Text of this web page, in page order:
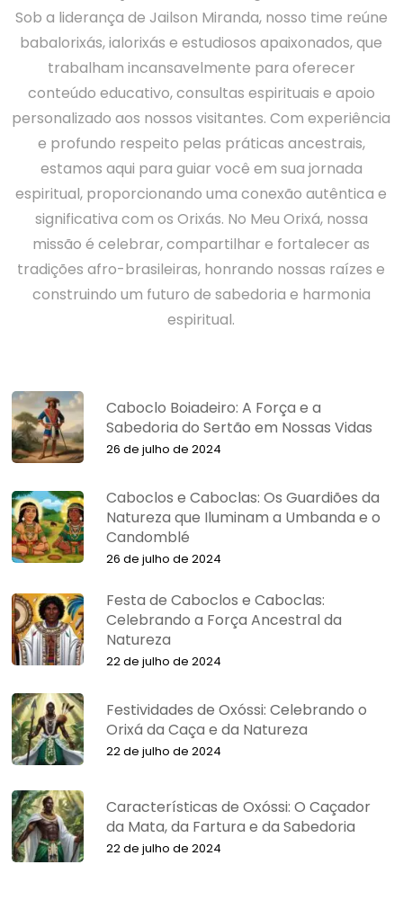
Sob a liderança de Jailson Miranda, nosso time reúne
babalorixás, ialorixás e estudiosos apaixonados, que
trabalham incansavelmente para oferecer
conteúdo educativo, consultas espirituais e apoio
personalizado aos nossos visitantes. Com experiência
e profundo respeito pelas práticas ancestrais,
estamos aqui para guiar você em sua jornada
espiritual, proporcionando uma conexão autêntica e
significativa com os Orixás. No Meu Orixá, nossa
missão é celebrar, compartilhar e fortalecer as
tradições afro-brasileiras, honrando nossas raízes e
construindo um futuro de sabedoria e harmonia
espiritual.
Caboclo Boiadeiro: A Força e a
Sabedoria do Sertão em Nossas Vidas
26 de julho de 2024
Caboclos e Caboclas: Os Guardiões da
Natureza que Iluminam a Umbanda e o
Candomblé
26 de julho de 2024
Festa de Caboclos e Caboclas:
Celebrando a Força Ancestral da
Natureza
22 de julho de 2024
Festividades de Oxóssi: Celebrando o
Orixá da Caça e da Natureza
22 de julho de 2024
Características de Oxóssi: O Caçador
da Mata, da Fartura e da Sabedoria
22 de julho de 2024